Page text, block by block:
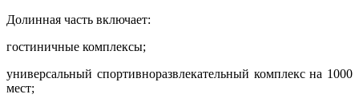
Долинная часть включает:
гостиничные комплексы;
универсальный спортивно­развлекательный комплекс на 1000
мест;